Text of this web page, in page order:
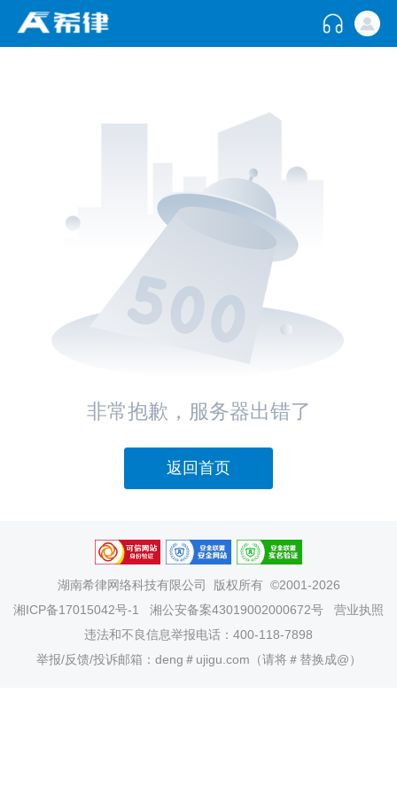
非常抱歉，服务器出错了
返回首页
湖南希律网络科技有限公司
版权所有 ©2001-2026
湘ICP备17015042号-1
湘公安备案43019002000672号
营业执照
违法和不良信息举报电话：400-118-7898
举报/反馈/投诉邮箱：deng＃ujigu.com（请将＃替换成@）